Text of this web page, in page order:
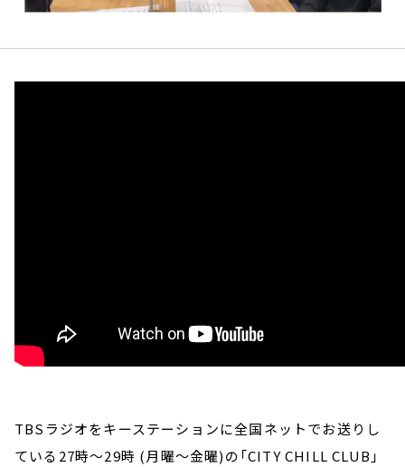
TBSラジオをキーステーションに全国ネットでお送りし
ている27時～29時 (月曜～金曜)の「CITY CHILL CLUB」